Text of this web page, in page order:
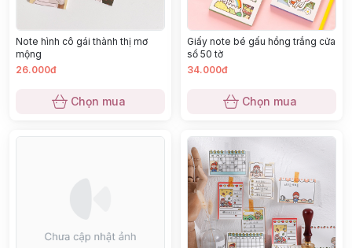
Note hình cô gái thành thị mơ
mộng
26.000đ
Chọn mua
Giấy note bé gấu hồng trắng cửa
sổ 50 tờ
34.000đ
Chọn mua